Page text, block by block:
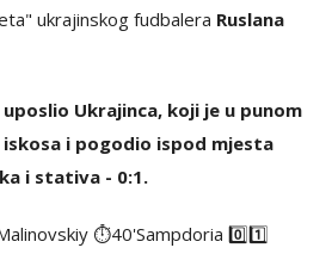
ukrajinskog fudbalera Ruslana
Ukrajinca, koji je u punom
i pogodio ispod mjesta
i stativa - 0:1.
⏱️40'Sampdoria 0️⃣1️⃣